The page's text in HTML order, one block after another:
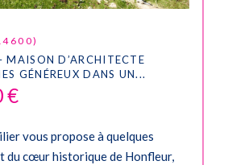
MAISON D’ARCHITECTE
GÉNÉREUX DANS UN...
€
vous propose à quelques
du cœur historique de Honfleur,